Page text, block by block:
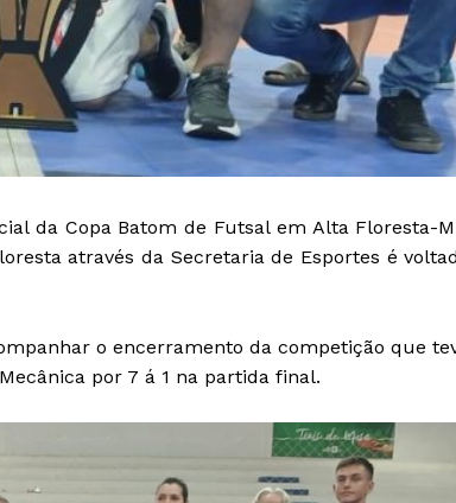
da Copa Batom de Futsal em Alta Floresta-
através da Secretaria de Esportes é
o encerramento da competição que
por 7 á 1 na partida final.